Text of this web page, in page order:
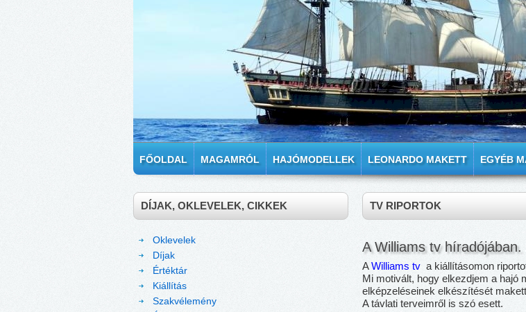
FŐOLDAL MAGAMRÓL HAJÓMODELLEK LEONARDO MAKETT EGYÉB
DÍJAK, OKLEVELEK, CIKKEK
Oklevelek
Díjak
Értéktár
Kiállítás
Szakvélemény
TV RIPORTOK
A Williams tv
A Williams tv a kiállításomon
Mi motivált, hogy elkezdjem a hajó
elképzeléseinek elkészítését
A távlati terveimről is szó esett.